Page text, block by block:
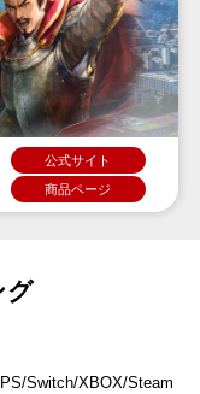
公式サイト
商品ページ
グ
PS/Switch/XBOX/Steam